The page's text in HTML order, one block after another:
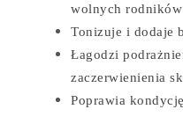
wolnych rodników
Tonizuje i dodaje
Łagodzi
zaczerwienienia
Poprawia